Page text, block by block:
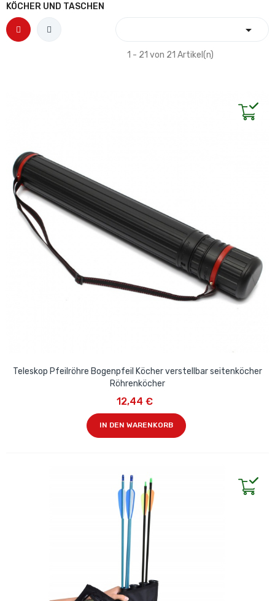
KÖCHER UND TASCHEN

1 - 21 von 21 Artikel(n)
Teleskop Pfeilröhre Bogenpfeil Köcher verstellbar seitenköcher
Röhrenköcher
12,44 €
IN DEN WARENKORB